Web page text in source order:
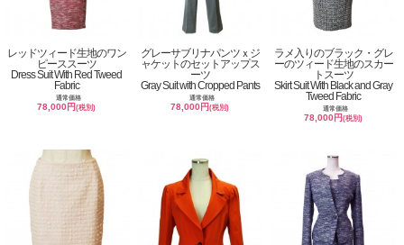
レッドツィード生地のワン
ピーススーツ
Dress Suit With Red Tweed
Fabric
通常価格
78,000円(税別)
グレーサブリナパンツｘジ
ャケットのセットアップス
ーツ
Gray Suit with Cropped Pants
通常価格
78,000円(税別)
ラメ入りのブラック・グレ
ーのツィード生地のスカー
トスーツ
Skirt Suit With Black and Gray
Tweed Fabric
通常価格
78,000円(税別)